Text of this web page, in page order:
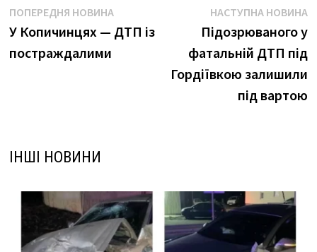
Навігація
записів
ПОПЕРЕДНЯ НОВИНАПопередня
новина:
У Копичинцях — ДТП із
постраждалими
НАСТУПНА НОВИНА
Підозрюваного у
фатальній ДТП під
Гордіївкою залишили
під вартою
ІНШІ НОВИНИ